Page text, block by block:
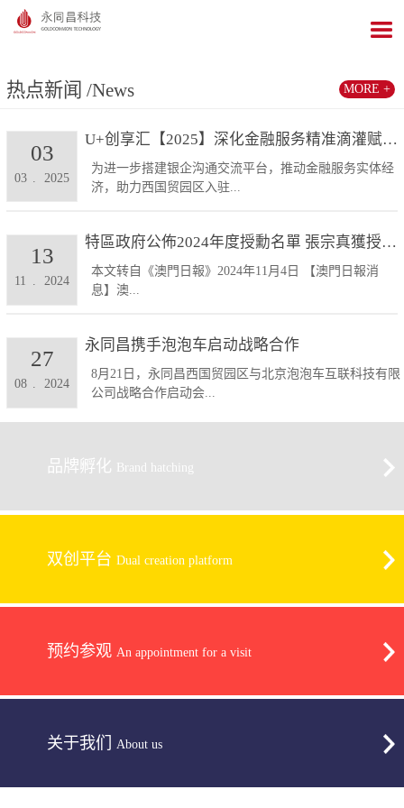
热点新闻 /News
U+创享汇【2025】深化金融服务精准滴灌赋能发展...
为进一步搭建银企沟通交流平台，推动金融服务实体经
济，助力西国贸园区入驻...
03 2025
03
特區政府公佈2024年度授勳名單 張宗真獲授予專業...
本文转自《澳門日報》2024年11月4日 【澳門日報消
息】澳...
11 2024
13
永同昌携手泡泡车启动战略合作
8月21日，永同昌西国贸园区与北京泡泡车互联科技有限
公司战略合作启动会...
08 . 2024
27
MORE +
品牌孵化 Brand hatching
双创平台 Dual creation platform
预约参观 An appointment for a visit
关于我们 About us